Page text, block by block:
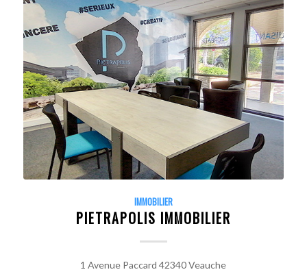
IMMOBILIER
PIETRAPOLIS IMMOBILIER
1 Avenue Paccard 42340 Veauche